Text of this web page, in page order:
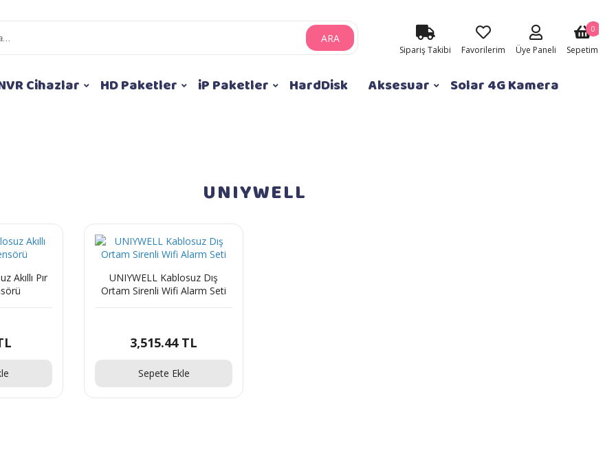
ARA
Sipariş Takibi Favorilerim Üye Paneli Sepetim
0
Cihazlar HD Paketler iP Paketler HardDisk Aksesuar
Solar 4G Kamera
UNIYWELL
Akıllı Pır
UNIYWELL Kablosuz Dış
Ortam Sirenli Wifi Alarm Seti
3,515.44 TL
Sepete Ekle